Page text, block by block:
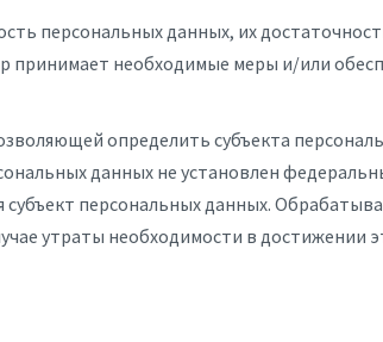
персональных данных, их
необходимые меры и/или
определить субъекта
данных не установлен
персональных данных.
утраты необходимости в достижении